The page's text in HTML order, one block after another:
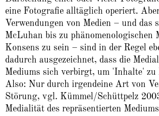
eine Fotografie alltäglich operiert.
Verwendungen von Medien – und das
McLuhan bis zu phänomenologischen
Konsens zu sein – sind in der Regel
dadurch ausgezeichnet, dass die
Mediums sich verbirgt, um 'Inhalte' zu
Also: Nur durch irgendeine Art von
Störung, vgl. Kümmel/Schüttpelz
Medialität des repräsentierten